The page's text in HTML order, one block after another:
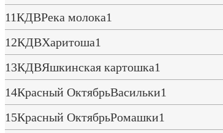
11КДВРека молока1
12КДВХаритоша1
13КДВЯшкинская картошка1
14Красный ОктябрьВасильки1
15Красный ОктябрьРомашки1